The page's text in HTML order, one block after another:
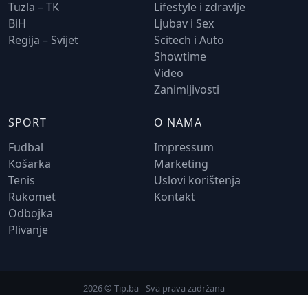
Tuzla – TK
BiH
Regija – Svijet
Lifestyle i zdravlje
Ljubav i Sex
Scitech i Auto
Showtime
Video
Zanimljivosti
SPORT
Fudbal
Košarka
Tenis
Rukomet
Odbojka
Plivanje
O NAMA
Impressum
Marketing
Uslovi korištenja
Kontakt
2026 © Tip.ba - Sva prava zadržana